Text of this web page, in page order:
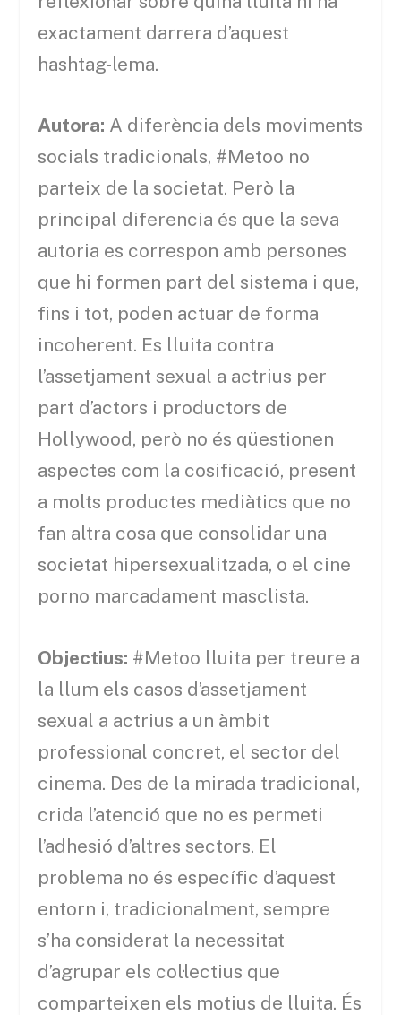
exactament darrera d’aquest
hashtag-lema.
Autora: A diferència dels moviments
socials tradicionals, #Metoo no
parteix de la societat. Però la
principal diferencia és que la seva
autoria es correspon amb persones
que hi formen part del sistema i que,
fins i tot, poden actuar de forma
incoherent. Es lluita contra
l’assetjament sexual a actrius per
part d’actors i productors de
Hollywood, però no és qüestionen
aspectes com la cosificació, present
a molts productes mediàtics que no
fan altra cosa que consolidar una
societat hipersexualitzada, o el cine
porno marcadament masclista.
Objectius: #Metoo lluita per treure a
la llum els casos d’assetjament
sexual a actrius a un àmbit
professional concret, el sector del
cinema. Des de la mirada tradicional,
crida l’atenció que no es permeti
l’adhesió d’altres sectors. El
problema no és específic d’aquest
entorn i, tradicionalment, sempre
s’ha considerat la necessitat
d’agrupar els col·lectius que
comparteixen els motius de lluita. És